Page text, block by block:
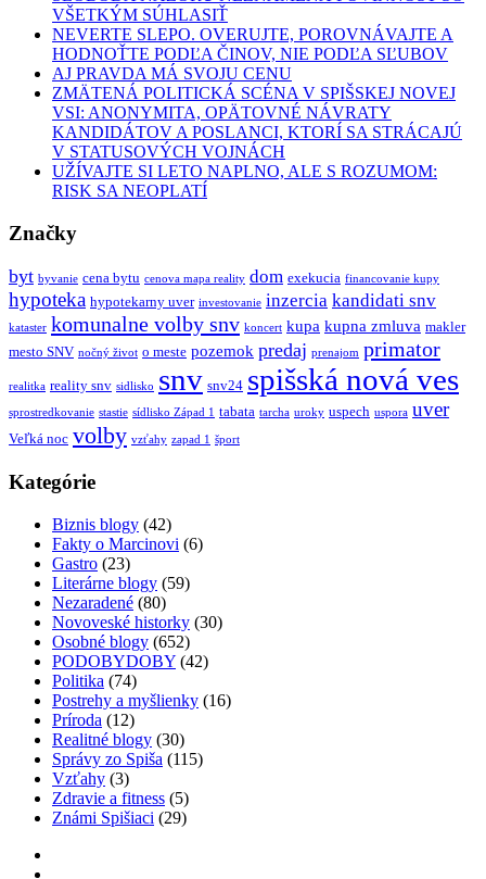
VŠETKÝM SÚHLASIŤ
NEVERTE SLEPO. OVERUJTE, POROVNÁVAJTE A
HODNOŤTE PODĽA ČINOV, NIE PODĽA SĽUBOV
AJ PRAVDA MÁ SVOJU CENU
ZMÄTENÁ POLITICKÁ SCÉNA V SPIŠSKEJ NOVEJ
VSI: ANONYMITA, OPÄTOVNÉ NÁVRATY
KANDIDÁTOV A POSLANCI, KTORÍ SA STRÁCAJÚ
V STATUSOVÝCH VOJNÁCH
UŽÍVAJTE SI LETO NAPLNO, ALE S ROZUMOM:
RISK SA NEOPLATÍ
Značky
byt byvanie cena bytu cenova mapa reality dom exekucia financovanie kupy
hypoteka hypotekarny uver investovanie inzercia kandidati snv
kataster komunalne volby snv koncert kupa kupna zmluva makler
mesto SNV nočný život o meste pozemok predaj prenajom primator
realitka reality snv sidlisko snv snv24 spišská nová ves
sprostredkovanie stastie sídlisko Západ 1 tabata tarcha uroky uspech uspora uver
Veľká noc volby vzťahy zapad 1 šport
Kategórie
Biznis blogy (42)
Fakty o Marcinovi (6)
Gastro (23)
Literárne blogy (59)
Nezaradené (80)
Novoveské historky (30)
Osobné blogy (652)
PODOBYDOBY (42)
Politika (74)
Postrehy a myšlienky (16)
Príroda (12)
Realitné blogy (30)
Správy zo Spiša (115)
Vzťahy (3)
Zdravie a fitness (5)
Známi Spišiaci (29)